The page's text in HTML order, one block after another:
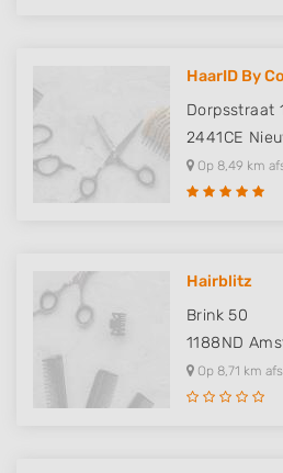
HaarID By
Dorpsstraat
2441CE
Op 8,49 km
Hairblitz
Brink 50
1188ND
Op 8,71 km